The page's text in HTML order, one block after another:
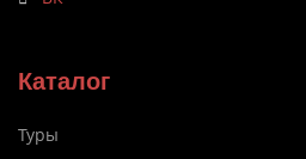
Каталог
Туры